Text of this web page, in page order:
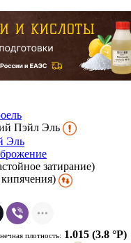
Пэйл Эль
Эль
затирание)
плотность: 1.015 (3.8 °P)